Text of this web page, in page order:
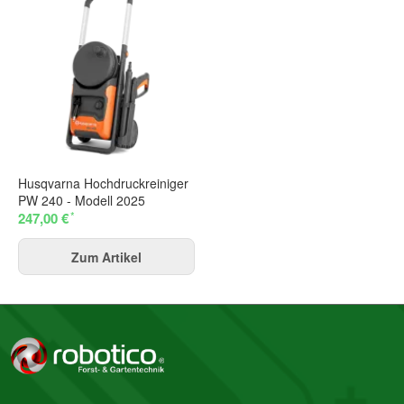
Bitte beachten Sie unsere Datenschutzerklärung
Frage abschicken
Husqvarna Hochdruckreiniger
PW 240 - Modell 2025
247,00 €*
Zum Artikel